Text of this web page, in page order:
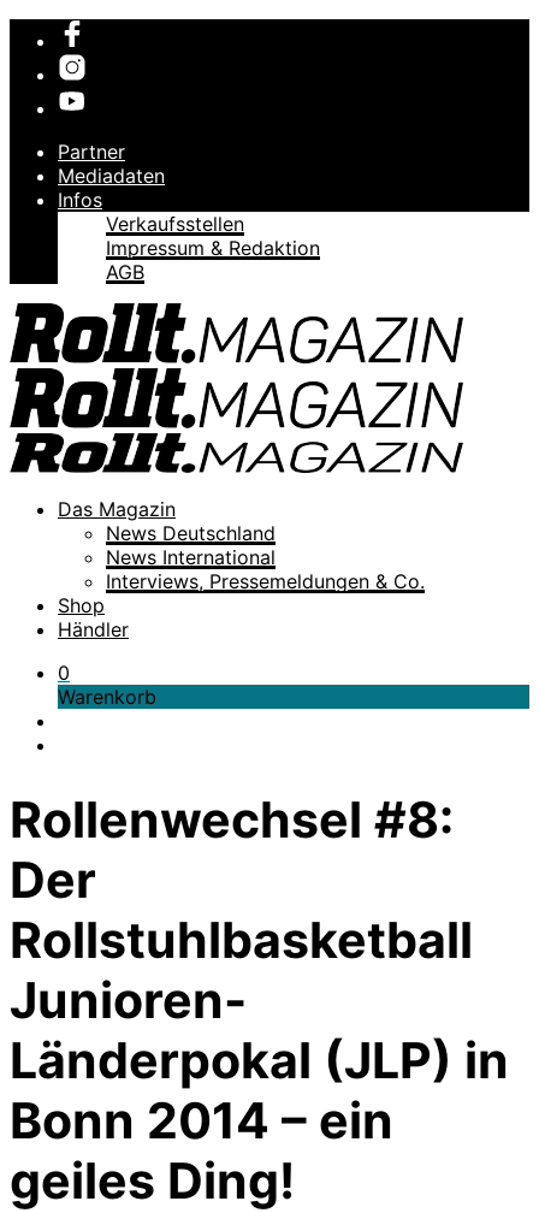
Partner
Mediadaten
Infos
Verkaufsstellen
Impressum & Redaktion
AGB
Das Magazin
News Deutschland
News International
Interviews, Pressemeldungen & Co.
Shop
Händler
0
Warenkorb
Rollenwechsel #8:
Der
Rollstuhlbasketball
Junioren-
Länderpokal (JLP) in
Bonn 2014 – ein
geiles Ding!